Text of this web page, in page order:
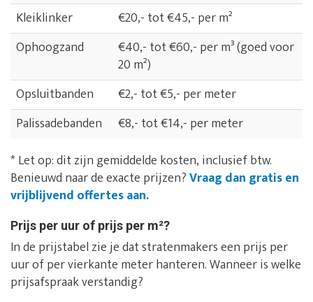
Kleiklinker
€20,- tot €45,- per m²
Ophoogzand
€40,- tot €60,- per m³ (goed voor
20 m²)
Opsluitbanden
€2,- tot €5,- per meter
Palissadebanden
€8,- tot €14,- per meter
* Let op: dit zijn gemiddelde kosten, inclusief btw.
Benieuwd naar de exacte prijzen?Vraag dan gratis en
vrijblijvend offertes aan.
Prijs per uur of prijs per m²?
In de prijstabel zie je dat stratenmakers een prijs per
uur of per vierkante meter hanteren. Wanneer is welke
prijsafspraak verstandig?